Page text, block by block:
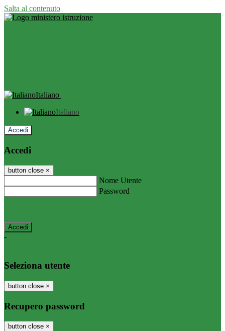
Salta al contenuto
Italiano
Italiano
Accedi
Accedi
button close ×
Nome Utente
Password
-
Seleziona utente
button close ×
Recupero password
button close ×